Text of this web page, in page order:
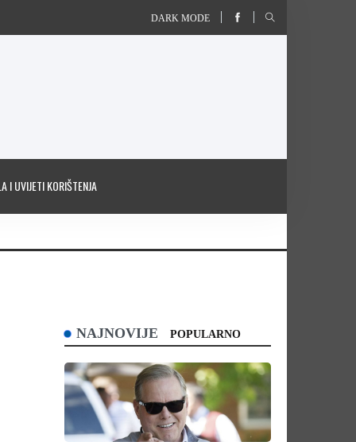
DARK MODE
I UVIJETI KORIŠTENJA
NAJNOVIJE POPULARNO